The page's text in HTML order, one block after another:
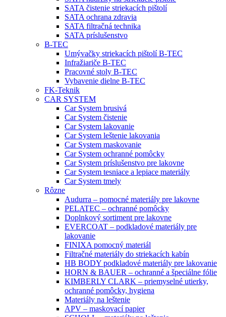
SATA čistenie striekacích pištolí
SATA ochrana zdravia
SATA filtračná technika
SATA príslušenstvo
B-TEC
Umývačky striekacích pištolí B-TEC
Infražiariče B-TEC
Pracovné stoly B-TEC
Vybavenie dielne B-TEC
FK-Teknik
CAR SYSTEM
Car System brusivá
Car System čistenie
Car System lakovanie
Car System leštenie lakovania
Car System maskovanie
Car System ochranné pomôcky
Car System príslušenstvo pre lakovne
Car System tesniace a lepiace materiály
Car System tmely
Rôzne
Audurra – pomocné materiály pre lakovne
PELATEC – ochranné pomôcky
Doplnkový sortiment pre lakovne
EVERCOAT – podkladové materiály pre
lakovanie
FINIXA pomocný materiál
Filtračné materiály do striekacích kabín
HB BODY podkladové materiály pre lakovanie
HORN & BAUER – ochranné a špeciálne fólie
KIMBERLY CLARK – priemyselné utierky,
ochranné pomôcky, hygiena
Materiály na leštenie
APV – maskovací papier